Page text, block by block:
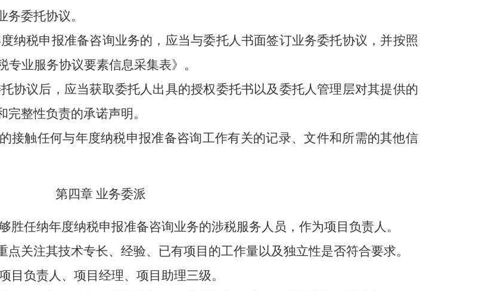
委托协议。
纳税申报准备咨询业务的，应当与委托人书面签订业务委托协议，并按照
业服务协议要素信息采集表》。
协议后，应当获取委托人出具的授权委托书以及委托人管理层对其提供的
整性负责的承诺声明。
接触任何与年度纳税申报准备咨询工作有关的记录、文件和所需的其他信
第四章 业务委派
胜任纳年度纳税申报准备咨询业务的涉税服务人员，作为项目负责人。
关注其技术专长、经验、已有项目的工作量以及独立性是否符合要求。
目负责人、项目经理、项目助理三级。